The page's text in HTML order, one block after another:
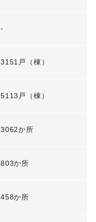
-
3151戸（棟）
5113戸（棟）
3062か所
803か所
458か所